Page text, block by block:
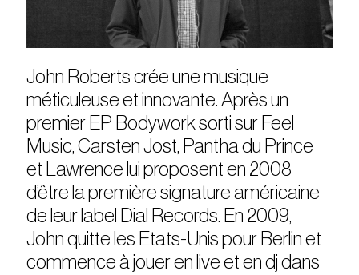
John Roberts crée une musique
méticuleuse et innovante. Après un
premier EP Bodywork sorti sur Feel
Music, Carsten Jost, Pantha du Prince
et Lawrence lui proposent en 2008
d’être la première signature américaine
de leur label Dial Records. En 2009,
John quitte les Etats-Unis pour Berlin et
commence à jouer en live et en dj dans